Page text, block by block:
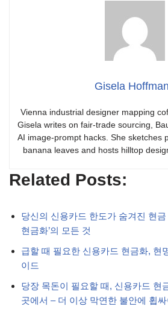
Gisela
Vienna industrial designer mapping
Gisela writes on fair-trade sourcing,
AI image-prompt hacks. She sketches
banana leaves and hosts hilltop
Related Posts:
당신의 신용카드 한도가 숨겨진 현금
현금화’의 모든 것
급할 때 필요한 신용카드 현금화, 현
이드
당장 목돈이 필요할 때, 신용카드 현
곳에서 – 더 이상 막연한 불안에 휩